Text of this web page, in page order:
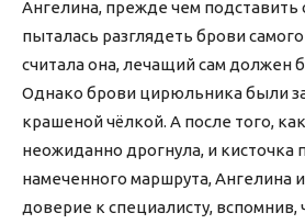
Ангелина, прежде чем подставить
пыталась разглядеть брови
считала она, лечащий сам должен
Однако брови цирюльника были
крашеной чёлкой. А после того,
неожиданно дрогнула, и кисточка
намеченного маршрута, Ангелина
доверие к специалисту, вспомнив,